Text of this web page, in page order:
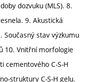
dozvuku (MLS). 8.
9. Akustická
Současný stav výzkumu
10. Vnitřní morfologie
cementového C-S-H
struktury C-S-H gelu.